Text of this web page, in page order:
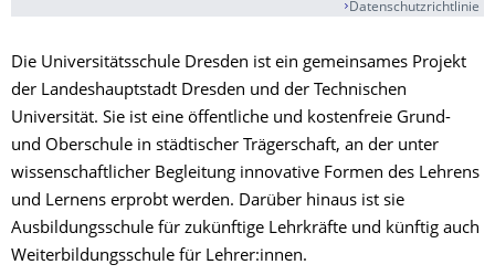
Datenschutzrichtlinie
Die Universitätsschule Dresden ist ein gemein­sames Projekt
der Landes­haupt­stadt Dresden und der Technischen
Universität. Sie ist eine öffentliche und kostenfreie Grund-
und Oberschule in städtischer Trägerschaft, an der unter
wissen­schaft­li­cher Begleitung innovative Formen des Lehrens
und Lernens erprobt werden. Darüber hinaus ist sie
Ausbildungsschule für zukünftige Lehrkräfte und künftig auch
Weiter­bildungs­schule für Lehrer:innen.